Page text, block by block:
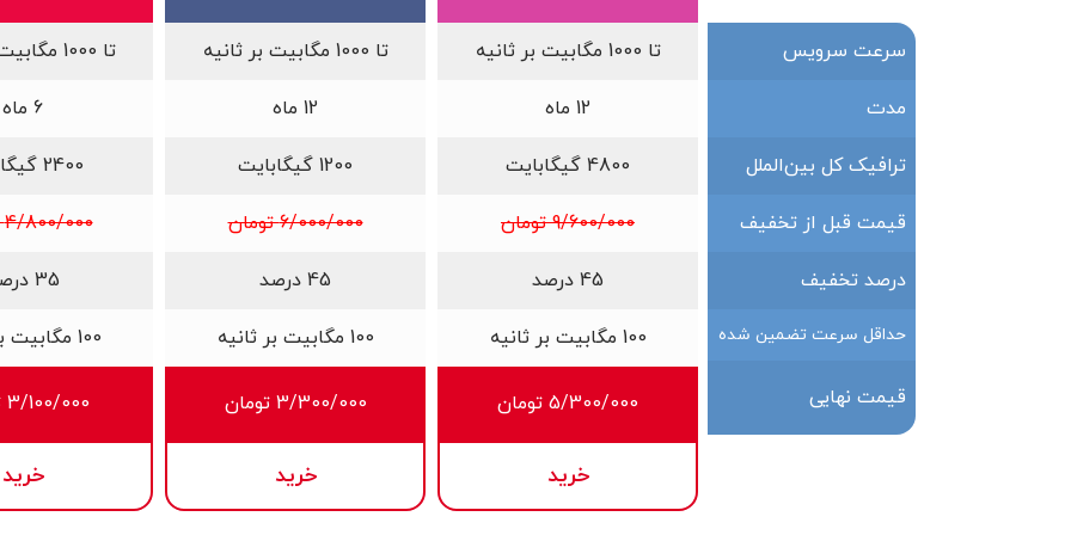
سرعت سرویس
مدت
ترافیک کل بین‌الملل
قیمت قبل از تخفیف
درصد تخفیف
حداقل سرعت تضمین شده
قیمت نهایی
تا 1000 مگابیت بر ثانیه
12 ماه
4800 گیگابایت
9/600/000 تومان
45 درصد
100 مگابیت بر ثانیه
5/300/000 تومان
خرید
تا 1000 مگابیت بر ثانیه
12 ماه
1200 گیگابایت
6/000/000 تومان
45 درصد
100 مگابیت بر ثانیه
3/300/000 تومان
خرید
تا 1000 مگابیت بر ثانیه
6 ماه
2400 گیگابایت
4/800/000 تومان
35 درصد
100 مگابیت بر ثانیه
3/100/000 تومان
خرید